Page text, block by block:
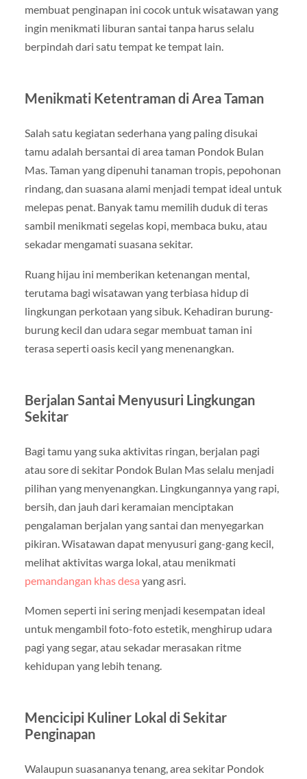
membuat penginapan ini cocok untuk wisatawan yang
ingin menikmati liburan santai tanpa harus selalu
berpindah dari satu tempat ke tempat lain.
Menikmati Ketentraman di Area Taman
Salah satu kegiatan sederhana yang paling disukai
tamu adalah bersantai di area taman Pondok Bulan
Mas. Taman yang dipenuhi tanaman tropis, pepohonan
rindang, dan suasana alami menjadi tempat ideal untuk
melepas penat. Banyak tamu memilih duduk di teras
sambil menikmati segelas kopi, membaca buku, atau
sekadar mengamati suasana sekitar.
Ruang hijau ini memberikan ketenangan mental,
terutama bagi wisatawan yang terbiasa hidup di
lingkungan perkotaan yang sibuk. Kehadiran burung-
burung kecil dan udara segar membuat taman ini
terasa seperti oasis kecil yang menenangkan.
Berjalan Santai Menyusuri Lingkungan
Sekitar
Bagi tamu yang suka aktivitas ringan, berjalan pagi
atau sore di sekitar Pondok Bulan Mas selalu menjadi
pilihan yang menyenangkan. Lingkungannya yang rapi,
bersih, dan jauh dari keramaian menciptakan
pengalaman berjalan yang santai dan menyegarkan
pikiran. Wisatawan dapat menyusuri gang-gang kecil,
melihat aktivitas warga lokal, atau menikmati
pemandangan khas desa yang asri.
Momen seperti ini sering menjadi kesempatan ideal
untuk mengambil foto-foto estetik, menghirup udara
pagi yang segar, atau sekadar merasakan ritme
kehidupan yang lebih tenang.
Mencicipi Kuliner Lokal di Sekitar
Penginapan
Walaupun suasananya tenang, area sekitar Pondok